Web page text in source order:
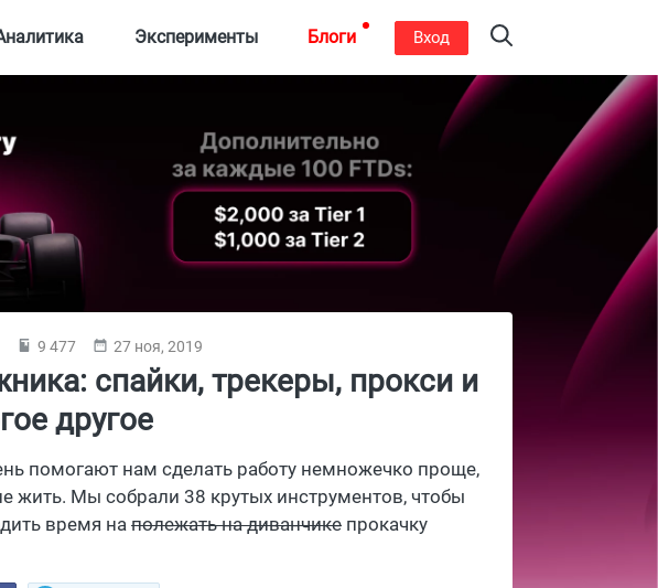
Эксперименты Блоги Вход
9 477 27 ноя, 2019
спайки, трекеры, прокси и
другое
помогают нам сделать работу немножечко проще,
жить. Мы собрали 38 крутых инструментов, чтобы
время на полежать на диванчике прокачку